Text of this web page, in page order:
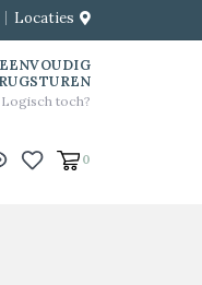
Locaties
EENVOUDIG
Logisch toch?
0